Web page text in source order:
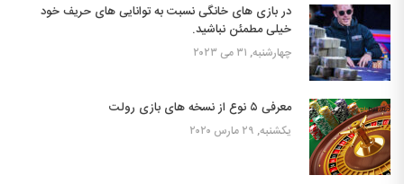
در بازی های خانگی نسبت به توانایی های حریف خود
خیلی مطمئن نباشید.
چهارشنبه, ۳۱ می ۲۰۲۳
معرفی ۵ نوع از نسخه های بازی رولت
یکشنبه, ۲۹ مارس ۲۰۲۰